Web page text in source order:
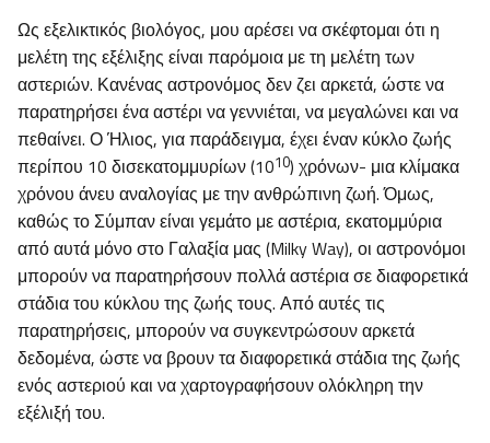
Ως εξελικτικός βιολόγος, μου αρέσει να σκέφτομαι ότι η
μελέτη της εξέλιξης είναι παρόμοια με τη μελέτη των
αστεριών. Κανένας αστρονόμος δεν ζει αρκετά, ώστε να
παρατηρήσει ένα αστέρι να γεννιέται, να μεγαλώνει και να
πεθαίνει. Ο Ήλιος, για παράδειγμα, έχει έναν κύκλο ζωής
περίπου 10 δισεκατομμυρίων (1010) χρόνων- μια κλίμακα
χρόνου άνευ αναλογίας με την ανθρώπινη ζωή. Όμως,
καθώς το Σύμπαν είναι γεμάτο με αστέρια, εκατομμύρια
από αυτά μόνο στο Γαλαξία μας (Milky Way), οι αστρονόμοι
μπορούν να παρατηρήσουν πολλά αστέρια σε διαφορετικά
στάδια του κύκλου της ζωής τους. Από αυτές τις
παρατηρήσεις, μπορούν να συγκεντρώσουν αρκετά
δεδομένα, ώστε να βρουν τα διαφορετικά στάδια της ζωής
ενός αστεριού και να χαρτογραφήσουν ολόκληρη την
εξέλιξή του.